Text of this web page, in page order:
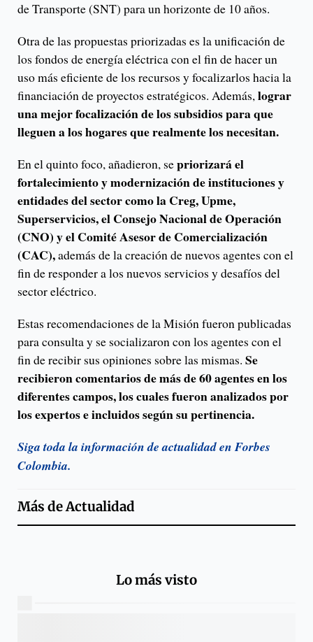
de Transporte (SNT) para un horizonte de 10 años.
Otra de las propuestas priorizadas es la unificación de
los fondos de energía eléctrica con el fin de hacer un
uso más eficiente de los recursos y focalizarlos hacia la
financiación de proyectos estratégicos. Además,lograr
una mejor focalización de los subsidios para que
lleguen a los hogares que realmente los necesitan.
En el quinto foco, añadieron, sepriorizará el
fortalecimiento y modernización de instituciones y
entidades del sector como la Creg, Upme,
Superservicios, el Consejo Nacional de Operación
(CNO) y el Comité Asesor de Comercialización
(CAC),además de la creación de nuevos agentes con el
fin de responder a los nuevos servicios y desafíos del
sector eléctrico.
Estas recomendaciones de la Misión fueron publicadas
para consulta y se socializaron con los agentes con el
fin de recibir sus opiniones sobre las mismas. Se
recibieron comentarios de más de 60 agentes en los
diferentes campos, los cuales fueron analizados por
los expertos e incluidos según su pertinencia.
Siga toda la información de actualidad en Forbes
Colombia.
Más deActualidad
Lo más visto